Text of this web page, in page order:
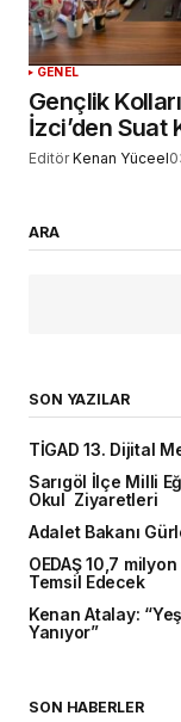
GENEL
Gençlik
İzci’den Suat
Editör Kenan Yüceel
ARA
SON YAZILAR
TİGAD 13. Dijital
Sarıgöl İlçe Milli
Okul Ziyaretleri
Adalet Bakanı
OEDAŞ 10,7
Temsil Edecek
Kenan Atalay:
Yanıyor”
SON HABERLER